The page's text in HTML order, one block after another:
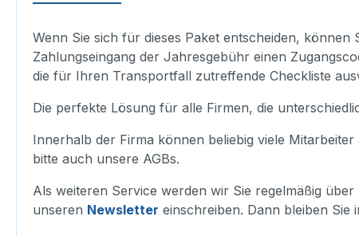
Wenn Sie sich für dieses Paket entscheiden,
Zahlungseingang der Jahresgebühr einen
die für Ihren Transportfall zutreffende Checkliste
Die perfekte Lösung für alle Firmen, die
Innerhalb der Firma können beliebig viele
bitte auch unsere AGBs.
Als weiteren Service werden wir Sie regelmäßig
unseren Newsletter einschreiben. Dann bleiben Sie